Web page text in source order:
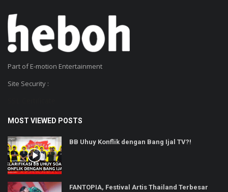
Part of E-motion Entertainment
Site Security :
MOST VIEWED POSTS
BB Uhuy Konflik dengan Bang Ijal TV?!
FANTOPIA, Festival Artis Thailand Terbesar